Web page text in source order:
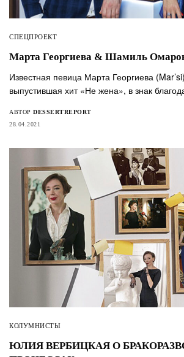
СПЕЦПРОЕКТ
Марта Георгиева & Шамиль
Известная певица Марта Георгиева
выпустившая хит «Не жена», в знак
АВТОР DESSERTREPORT
28.04.2021
КОЛУМНИСТЫ
ЮЛИЯ ВЕРБИЦКАЯ О